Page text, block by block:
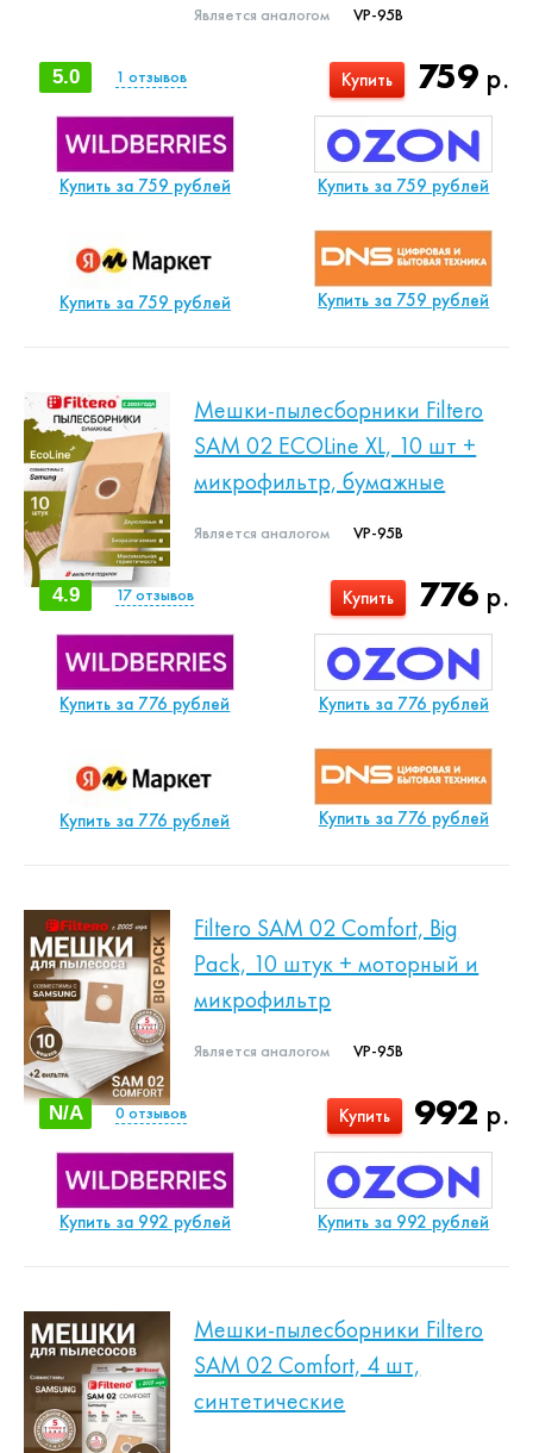
Является аналогом VP-95B
759 р.
Купить
5.0 1 отзывов
Купить за 759 рублей Купить за 759 рублей
Купить за 759 рублей Купить за 759 рублей
Мешки-пылесборники Filtero
SAM 02 ECOLine XL, 10 шт +
микрофильтр, бумажные
Является аналогом VP-95B
776 р.
Купить
4.9 17отзывов
Купить за 776 рублей Купить за 776 рублей
Купить за 776 рублей Купить за 776 рублей
Filtero SAM 02 Comfort, Big
Pack, 10 штук + моторный и
микрофильтр
Является аналогом VP-95B
992 р.
Купить
N/A 0отзывов
Купить за 992 рублей Купить за 992 рублей
Мешки-пылесборники Filtero
SAM 02 Comfort, 4 шт,
синтетические